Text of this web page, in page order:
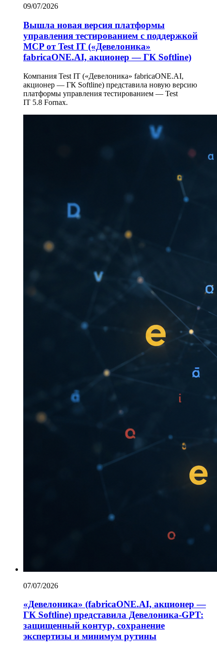
09/07/2026
Вышла новая версия платформы
управления тестированием с поддержкой
MCP от Test IT («Девелоника»
fabricaONE.AI, акционер — ГК Softline)
Компания Test IT («Девелоника» fabricaONE.AI,
акционер — ГК Softline) представила новую версию
платформы управления тестированием — Test
IT 5.8 Fornax.
07/07/2026
«Девелоника» (fabricaONE.AI, акционер —
ГК Softline) представила Девелоника-GPT:
защищенный контур, сохранение
экспертизы и минимум рутины